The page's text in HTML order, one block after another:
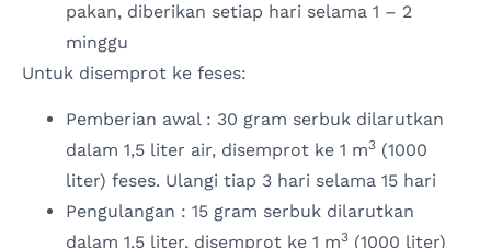
pakan, diberikan setiap hari selama 1 – 2
minggu
Untuk disemprot ke feses:
Pemberian awal : 30 gram serbuk dilarutkan
dalam 1,5 liter air, disemprot ke 1 m3 (1000
liter) feses. Ulangi tiap 3 hari selama 15 hari
Pengulangan : 15 gram serbuk dilarutkan
dalam 1,5 liter, disemprot ke 1 m3 (1000 liter)